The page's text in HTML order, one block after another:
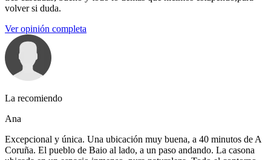
volver si duda.
Ver opinión completa
La recomiendo
Ana
Excepcional y única. Una ubicación muy buena, a 40 minutos de A
Coruña. El pueblo de Baio al lado, a un paso andando. La casona